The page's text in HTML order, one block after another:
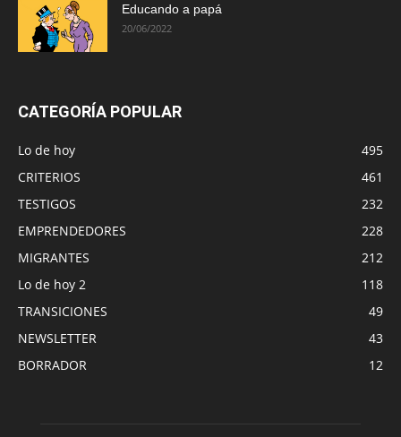
Educando a papá
20/06/2022
CATEGORÍA POPULAR
Lo de hoy
495
CRITERIOS
461
TESTIGOS
232
EMPRENDEDORES
228
MIGRANTES
212
Lo de hoy 2
118
TRANSICIONES
49
NEWSLETTER
43
BORRADOR
12